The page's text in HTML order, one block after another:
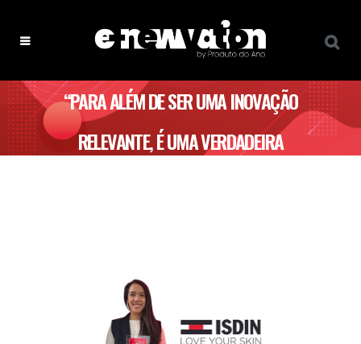
“PARA ALÉM DE SER UMA INOVAÇÃO
RELEVANTE, É UMA VERDADEIRA